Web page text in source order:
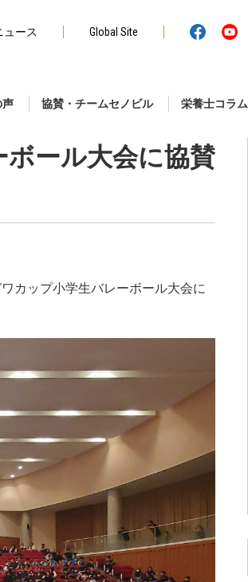
ュース Global Site
声 協賛・チームセノビル 栄養士コラム
ール大会に協賛
カップ小学生バレーボール大会に